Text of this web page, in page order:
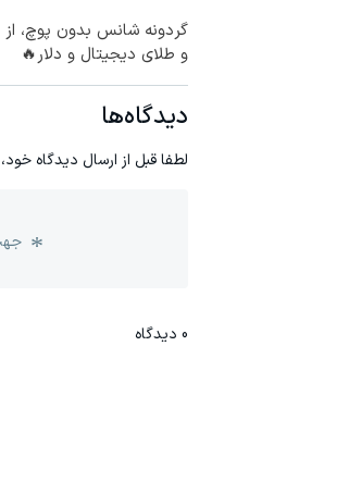
و طلای دیجیتال و دلار🔥
دیدگاه‌ها
لطفا قبل از ارسال دیدگاه
0 دیدگاه